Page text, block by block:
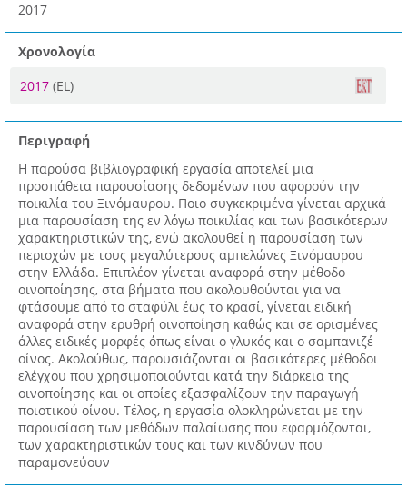
2017
Χρονολογία
2017 (EL)
Περιγραφή
Η παρούσα βιβλιογραφική εργασία αποτελεί μια
προσπάθεια παρουσίασης δεδομένων που αφορούν την
ποικιλία του Ξινόμαυρου. Ποιο συγκεκριμένα γίνεται αρχικά
μια παρουσίαση της εν λόγω ποικιλίας και των βασικότερων
χαρακτηριστικών της, ενώ ακολουθεί η παρουσίαση των
περιοχών με τους μεγαλύτερους αμπελώνες Ξινόμαυρου
στην Ελλάδα. Επιπλέον γίνεται αναφορά στην μέθοδο
οινοποίησης, στα βήματα που ακολουθούνται για να
φτάσουμε από το σταφύλι έως το κρασί, γίνεται ειδική
αναφορά στην ερυθρή οινοποίηση καθώς και σε ορισμένες
άλλες ειδικές μορφές όπως είναι ο γλυκός και ο σαμπανιζέ
οίνος. Ακολούθως, παρουσιάζονται οι βασικότερες μέθοδοι
ελέγχου που χρησιμοποιούνται κατά την διάρκεια της
οινοποίησης και οι οποίες εξασφαλίζουν την παραγωγή
ποιοτικού οίνου. Τέλος, η εργασία ολοκληρώνεται με την
παρουσίαση των μεθόδων παλαίωσης που εφαρμόζονται,
των χαρακτηριστικών τους και των κινδύνων που
παραμονεύουν